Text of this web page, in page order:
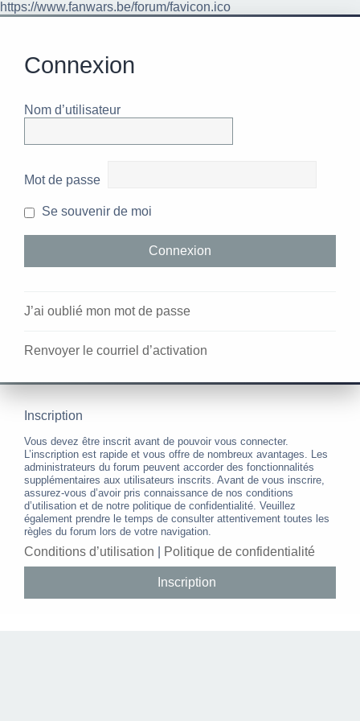
https://www.fanwars.be/forum/favicon.ico
Connexion
Nom d’utilisateur
Mot de passe
Se souvenir de moi
J’ai oublié mon mot de passe
Renvoyer le courriel d’activation
Inscription
Vous devez être inscrit avant de pouvoir vous connecter.
L’inscription est rapide et vous offre de nombreux avantages. Les
administrateurs du forum peuvent accorder des fonctionnalités
supplémentaires aux utilisateurs inscrits. Avant de vous inscrire,
assurez-vous d’avoir pris connaissance de nos conditions
d’utilisation et de notre politique de confidentialité. Veuillez
également prendre le temps de consulter attentivement toutes les
règles du forum lors de votre navigation.
Conditions d’utilisation Politique de confidentialité
Inscription